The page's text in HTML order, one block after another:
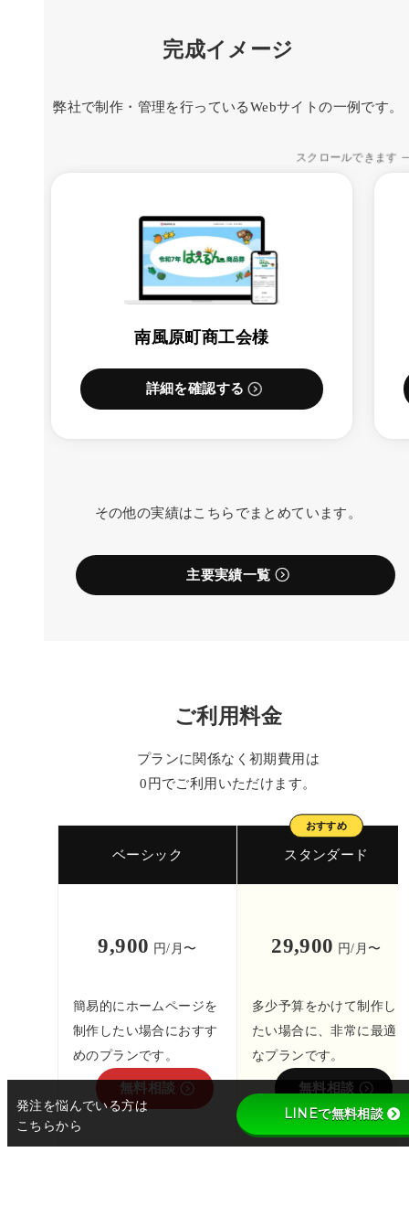
完成イメージ
弊社で制作・管理を行っているWebサイトの一例です。
スクロールできます
南風原町商工会様
詳細を確認する
その他の実績はこちらでまとめています。
主要実績一覧
ご利用料金
プランに関係なく初期費用は
0円でご利用いただけます。
ベーシック
9,900 円/月〜
簡易的にホームページを
制作したい場合におすす
めのプランです。
無料相談
スタンダード
29,900 円/月〜
多少予算をかけて制作し
たい場合に、非常に最適
なプランです。
無料相談
発注を悩んでいる方は
こちらから
LINEで無料相談